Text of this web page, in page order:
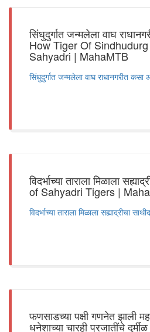
सिंधुदुर्गात जन्मलेला वाघ
How Tiger Of
Sahyadri | MahaMTB
सिंधुदुर्गात जन्मलेला वाघ राधानगरीत कसा
विदर्भाच्या ताराला मिळाला
of Sahyadri Tigers |
विदर्भाच्या ताराला मिळाला सह्याद्रीचा
फणसाडच्या पक्षी गणनेत झाली
धनेशाच्या चारही प्रजातींचे